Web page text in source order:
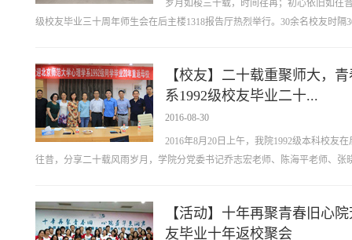
岁月如梭三十载，时间荏苒；初心依旧如往
级校友毕业三十周年师生会在后主楼1318报告厅热烈举行。30余名校友时隔
【校友】二十载重聚师大，
系1992级校友毕业二十...
2016-08-30
2016年8月20日上午，我院1992级本科校友
往昔，分享二十载风雨岁月，学院分党委书记乔志宏老师、陈海平老师、张
【活动】十年再聚青春旧心
友毕业十年返校聚会